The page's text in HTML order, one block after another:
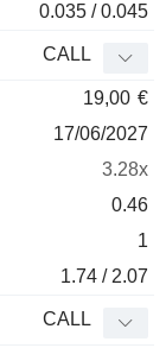
0.035 / 0.045
CALL
19,00 €
17/06/2027
3.28x
0.46
1
1.74 / 2.07
CALL